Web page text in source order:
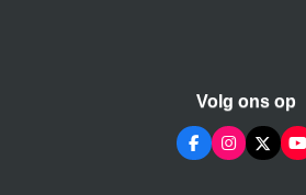
Volg ons op
F
a
I
n
X
Y
o